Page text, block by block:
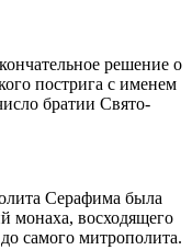
решение о
пострига с именем
братии Свято-
Серафима была
монаха, восходящего
самого митрополита.